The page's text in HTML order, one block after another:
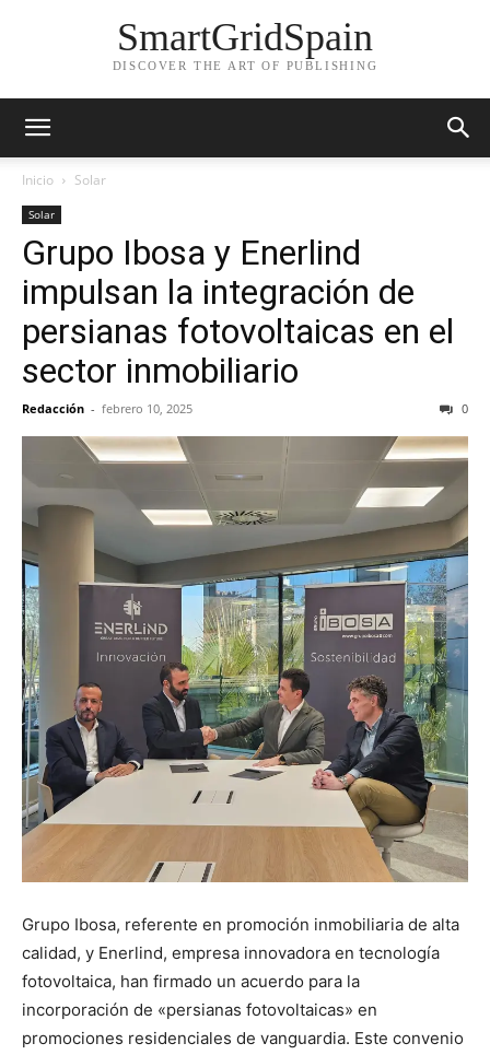
SmartGridSpain
DISCOVER THE ART OF PUBLISHING
Inicio Solar
Solar
Grupo Ibosa y Enerlind
impulsan la integración de
persianas fotovoltaicas en el
sector inmobiliario
Redacción - febrero 10, 2025 0
Grupo Ibosa, referente en promoción inmobiliaria de alta
calidad, y Enerlind, empresa innovadora en tecnología
fotovoltaica, han firmado un acuerdo para la
incorporación de «persianas fotovoltaicas» en
promociones residenciales de vanguardia. Este convenio